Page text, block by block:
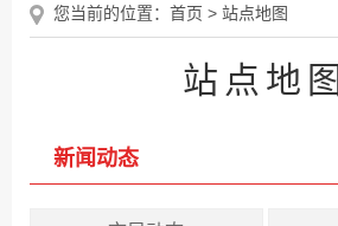
您当前的位置： 首页 > 站点地图
站点地图
新闻动态